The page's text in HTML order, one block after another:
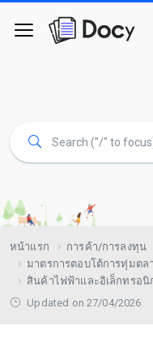
หน้าแรก
การค้า/การลงทุน
มาตรการตอบโต้การทุ่มตล
สินค้าไฟฟ้าและอิเล็กทรอนิ
Updated on 27/04/2026